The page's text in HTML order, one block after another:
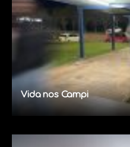
Vida nos Campi